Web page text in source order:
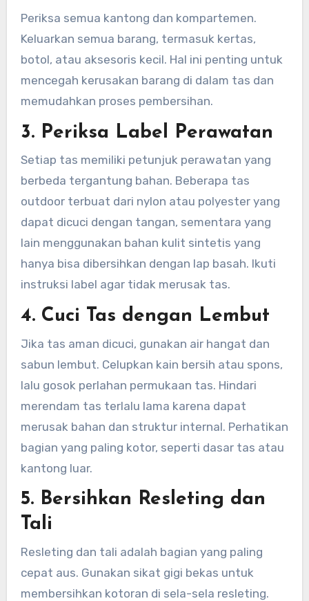
Periksa semua kantong dan kompartemen.
Keluarkan semua barang, termasuk kertas,
botol, atau aksesoris kecil. Hal ini penting untuk
mencegah kerusakan barang di dalam tas dan
memudahkan proses pembersihan.
3. Periksa Label Perawatan
Setiap tas memiliki petunjuk perawatan yang
berbeda tergantung bahan. Beberapa tas
outdoor terbuat dari nylon atau polyester yang
dapat dicuci dengan tangan, sementara yang
lain menggunakan bahan kulit sintetis yang
hanya bisa dibersihkan dengan lap basah. Ikuti
instruksi label agar tidak merusak tas.
4. Cuci Tas dengan Lembut
Jika tas aman dicuci, gunakan air hangat dan
sabun lembut. Celupkan kain bersih atau spons,
lalu gosok perlahan permukaan tas. Hindari
merendam tas terlalu lama karena dapat
merusak bahan dan struktur internal. Perhatikan
bagian yang paling kotor, seperti dasar tas atau
kantong luar.
5. Bersihkan Resleting dan
Tali
Resleting dan tali adalah bagian yang paling
cepat aus. Gunakan sikat gigi bekas untuk
membersihkan kotoran di sela-sela resleting.